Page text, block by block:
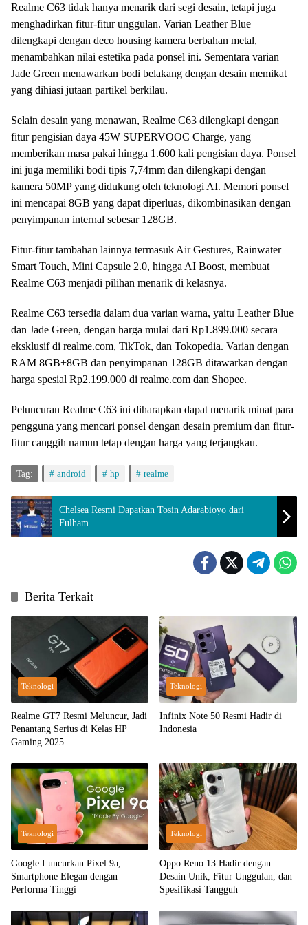
Realme C63 tidak hanya menarik dari segi desain, tetapi juga
menghadirkan fitur-fitur unggulan. Varian Leather Blue
dilengkapi dengan deco housing kamera berbahan metal,
menambahkan nilai estetika pada ponsel ini. Sementara varian
Jade Green menawarkan bodi belakang dengan desain memikat
yang dihiasi jutaan partikel berkilau.
Selain desain yang menawan, Realme C63 dilengkapi dengan
fitur pengisian daya 45W SUPERVOOC Charge, yang
memberikan masa pakai hingga 1.600 kali pengisian daya. Ponsel
ini juga memiliki bodi tipis 7,74mm dan dilengkapi dengan
kamera 50MP yang didukung oleh teknologi AI. Memori ponsel
ini mencapai 8GB yang dapat diperluas, dikombinasikan dengan
penyimpanan internal sebesar 128GB.
Fitur-fitur tambahan lainnya termasuk Air Gestures, Rainwater
Smart Touch, Mini Capsule 2.0, hingga AI Boost, membuat
Realme C63 menjadi pilihan menarik di kelasnya.
Realme C63 tersedia dalam dua varian warna, yaitu Leather Blue
dan Jade Green, dengan harga mulai dari Rp1.899.000 secara
eksklusif di realme.com, TikTok, dan Tokopedia. Varian dengan
RAM 8GB+8GB dan penyimpanan 128GB ditawarkan dengan
harga spesial Rp2.199.000 di realme.com dan Shopee.
Peluncuran Realme C63 ini diharapkan dapat menarik minat para
pengguna yang mencari ponsel dengan desain premium dan fitur-
fitur canggih namun tetap dengan harga yang terjangkau.
Tag: android hp realme
Chelsea Resmi Dapatkan Tosin Adarabioyo dari
Fulham
Berita Terkait
Teknologi
Realme GT7 Resmi Meluncur, Jadi
Penantang Serius di Kelas HP
Gaming 2025
Teknologi
Infinix Note 50 Resmi Hadir di
Indonesia
Teknologi
Google Luncurkan Pixel 9a,
Smartphone Elegan dengan
Performa Tinggi
Teknologi
Oppo Reno 13 Hadir dengan
Desain Unik, Fitur Unggulan, dan
Spesifikasi Tangguh